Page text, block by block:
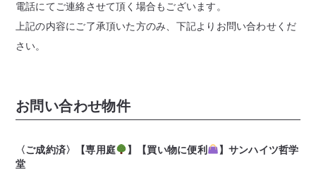
電話にてご連絡させて頂く場合もございます。
上記の内容にご了承頂いた方のみ、下記よりお問い合わせくだ
さい。
お問い合わせ物件
〈ご成約済〉【専用庭 】【買い物に便利
】サンハイツ哲学
堂